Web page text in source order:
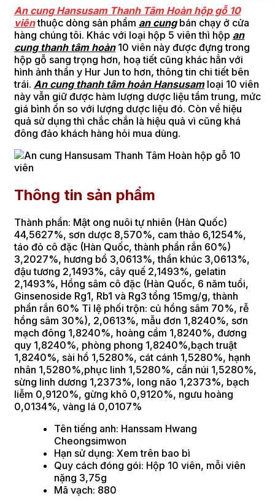
An cung Hansusam Thanh Tâm Hoàn hộp gỗ 10
viênthuộc dòng sản phẩm an cungbán chạy ở cửa
hàng chúng tôi. Khác với loại hộp 5 viên thì hộp an
cung thanh tâm hoàn10 viên này được đựng trong
hộp gỗ sang trọng hơn, hoạ tiết cũng khác hẳn với
hình ảnh thần y Hur Jun to hơn, thông tin chi tiết bên
trái. An cung thanh tâm hoàn Hansusamloại 10 viên
này vẫn giữ được hàm lượng dược liệu tầm trung, mức
giá bình ổn so với lượng dược liệu đó. Còn về hiệu
quả sử dụng thì chắc chắn là hiệu quả vì cũng khá
đông đảo khách hàng hỏi mua dùng.
Thông tin sản phẩm
Thành phần: Mật ong nuôi tự nhiên (Hàn Quốc)
44,5627%, sơn dược 8,570%, cam thảo 6,1254%,
táo đỏ cô đặc (Hàn Quốc, thành phần rắn 60%)
3,2027%, hương bồ 3,0613%, thần khúc 3,0613%,
đậu tương 2,1493%, cây quế 2,1493%, gelatin
2,1493%, Hồng sâm cô đặc (Hàn Quốc, 6 năm tuổi,
Ginsenoside Rg1, Rb1 và Rg3 tổng 15mg/g, thành
phần rắn 60% Tỉ lệ phối trộn: củ hồng sâm 70%, rễ
hồng sâm 30%), 2,0613%, mẫu đơn 1,8240%, sơn
mạch đông 1,8240%, hoàng cầm 1,8240%, đương
quy 1,8240%, phòng phong 1,8240%,bạch truật
1,8240%, sài hồ 1,5280%, cát cánh 1,5280%, hạnh
nhân 1,5280%,phục linh 1,5280%, cần núi 1,5280%,
sừng linh dương 1,2373%, long não 1,2373%, bạch
liễm 0,9120%, gừng khô 0,9120%, ngưu hoàng
0,0134%, vàng lá 0,0107%
Tên tiếng anh: Hanssam Hwang
Cheongsimwon
Hạn sử dụng: Xem trên bao bì
Quy cách đóng gói: Hộp 10 viên, mỗi viên
nặng 3,75g
Mã vạch: 880